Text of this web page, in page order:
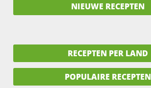
NIEUWE RECEPTEN
RECEPTEN PER LAND
POPULAIRE RECEPTEN